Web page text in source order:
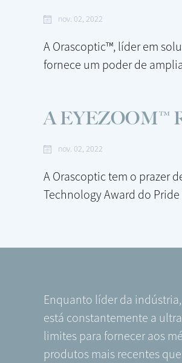
nov. 02, 2022
A Orascoptic™, líder em
fornece um poder de
A EYEZOOM™
nov. 02, 2022
A Orascoptic tem o prazer
Technology Award do
Enquanto líder da
está constantemente a
limites para fornecer aos
produtos mais recentes